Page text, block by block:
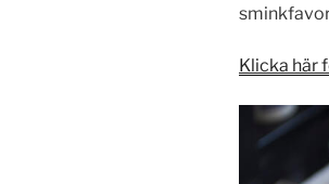
Klicka här